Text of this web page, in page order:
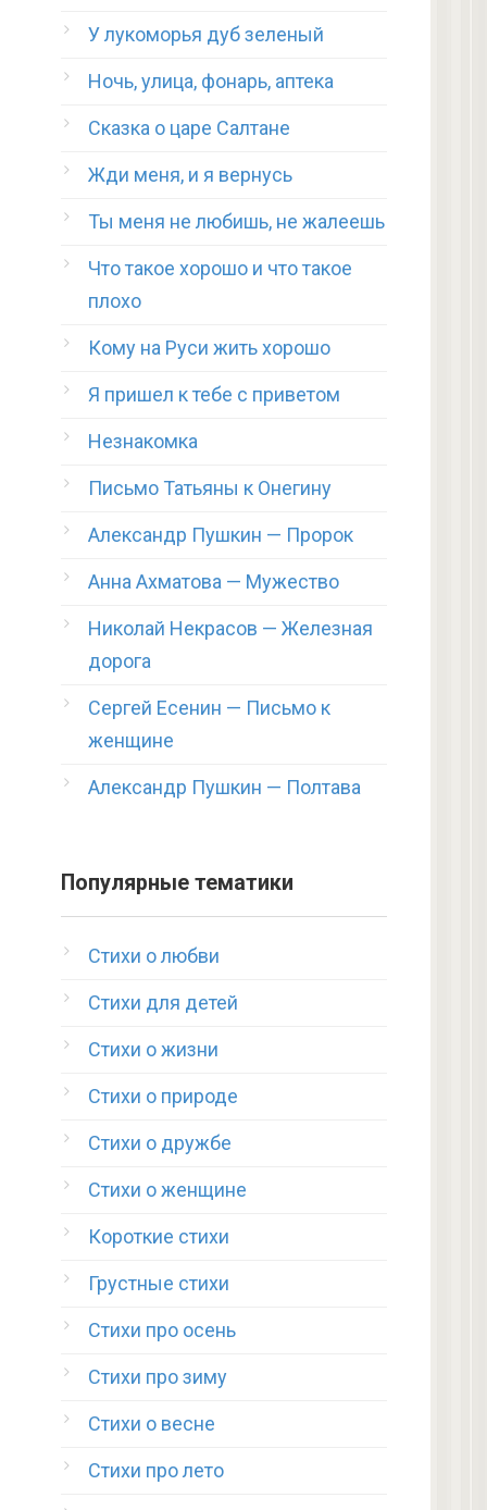
У лукоморья дуб зеленый
Ночь, улица, фонарь, аптека
Сказка о царе Салтане
Жди меня, и я вернусь
Ты меня не любишь, не жалеешь
Что такое хорошо и что такое
плохо
Кому на Руси жить хорошо
Я пришел к тебе с приветом
Незнакомка
Письмо Татьяны к Онегину
Александр Пушкин — Пророк
Анна Ахматова — Мужество
Николай Некрасов — Железная
дорога
Сергей Есенин — Письмо к
женщине
Александр Пушкин — Полтава
Популярные тематики
Стихи о любви
Стихи для детей
Стихи о жизни
Стихи о природе
Стихи о дружбе
Стихи о женщине
Короткие стихи
Грустные стихи
Стихи про осень
Стихи про зиму
Стихи о весне
Стихи про лето